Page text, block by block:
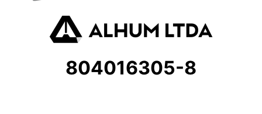
804016305-8